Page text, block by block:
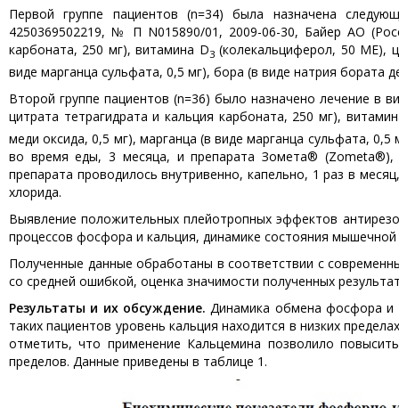
Первой группе пациентов (n=34) была назначена
4250369502219, № П N015890/01, 2009-06-30, Байер АО
карбоната, 250 мг), витамина D3(колекальциферол, 50 МЕ),
виде марганца сульфата, 0,5 мг), бора (в виде натрия бората
Второй группе пациентов (n=36) было назначено лечение в
цитрата тетрагидрата и кальция карбоната, 250 мг),
меди оксида, 0,5 мг), марганца (в виде марганца сульфата,
во время еды, 3 месяца, и препарата Зомета® (Zometa®),
препарата проводилось внутривенно, капельно, 1 раз в
хлорида.
Выявление положительных плейотропных эффектов
процессов фосфора и кальция, динамике состояния
Полученные данные обработаны в соответствии с
со средней ошибкой, оценка значимости полученных
Результаты и их обсуждение. Динамика обмена фосфора и
таких пациентов уровень кальция находится в низких
отметить, что применение Кальцемина позволило
пределов. Данные приведены в таблице 1.